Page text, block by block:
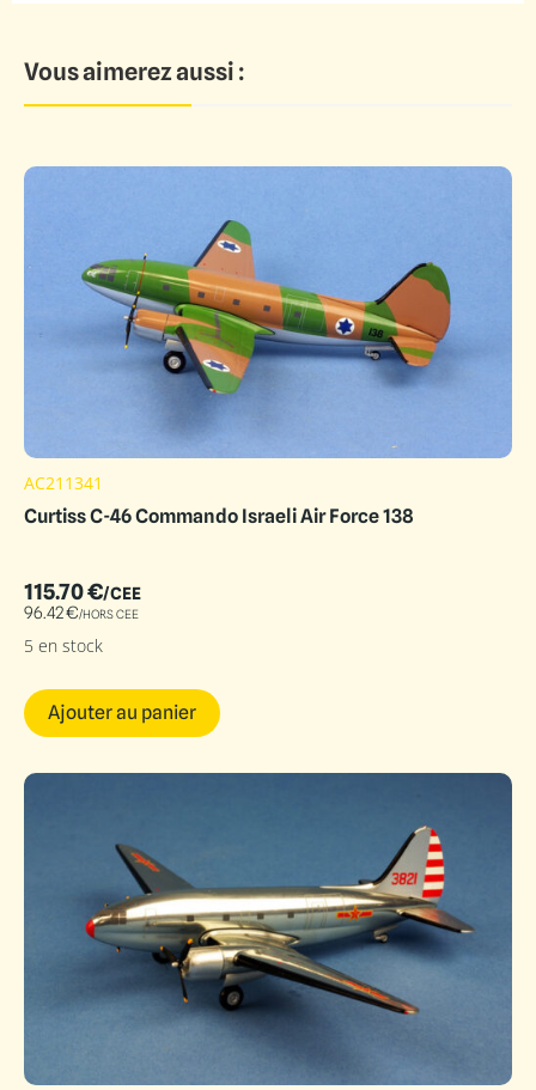
Vous aimerez aussi :
AC211341
Curtiss C-46 Commando Israeli Air Force 138
115.70€/CEE
96.42€/HORS CEE
5 en stock
Ajouter au panier